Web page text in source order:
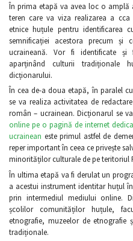
În prima etapă va avea loc o amplă
teren care va viza realizarea a
etnice huțule pentru identificarea
semnificației acestora precum și
ucraineană. Vor fi identificate
aparținând culturii tradiționale
dicționarului.
În cea de-a doua etapă, în paralel
se va realiza activitatea de
român – ucrainean. Dicționarul se
online pe o pagină de internet
ucrainean este primul astfel de
reper important în ceea ce privește
minorităților culturale de pe teritoriul
În ultima etapă va fi derulat un
a acestui instrument identitar huțul
prin intermediul mediului online.
școlilor comunităților huțule,
etnografie, muzeelor de etnografie
tradiționale.